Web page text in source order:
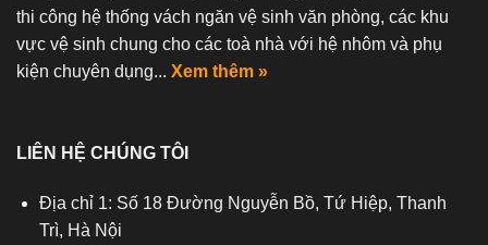
thi công hệ thống vách ngăn vệ sinh văn phòng, các khu
vực vệ sinh chung cho các toà nhà với hệ nhôm và phụ
kiện chuyên dụng... Xem thêm »
LIÊN HỆ CHÚNG TÔI
Địa chỉ 1: Số 18 Đường Nguyễn Bồ, Tứ Hiệp, Thanh
Trì, Hà Nội